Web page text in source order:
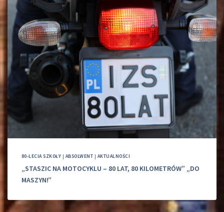
80-LECIA SZKOŁY | ABSOLWENT | AKTUALNOŚCI
„STASZIC NA MOTOCYKLU – 80 LAT, 80 KILOMETRÓW” „DO
MASZYN!”